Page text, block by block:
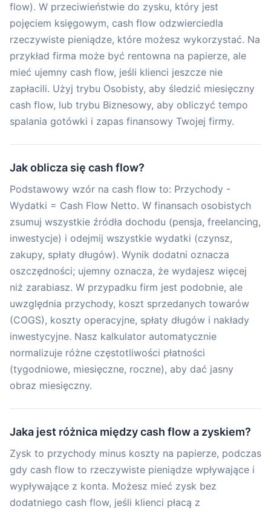
flow). W przeciwieństwie do zysku, który jest
pojęciem księgowym, cash flow odzwierciedla
rzeczywiste pieniądze, które możesz wykorzystać. Na
przykład firma może być rentowna na papierze, ale
mieć ujemny cash flow, jeśli klienci jeszcze nie
zapłacili. Użyj trybu Osobisty, aby śledzić miesięczny
cash flow, lub trybu Biznesowy, aby obliczyć tempo
spalania gotówki i zapas finansowy Twojej firmy.
Jak oblicza się cash flow?
Podstawowy wzór na cash flow to: Przychody -
Wydatki = Cash Flow Netto. W finansach osobistych
zsumuj wszystkie źródła dochodu (pensja, freelancing,
inwestycje) i odejmij wszystkie wydatki (czynsz,
zakupy, spłaty długów). Wynik dodatni oznacza
oszczędności; ujemny oznacza, że wydajesz więcej
niż zarabiasz. W przypadku firm jest podobnie, ale
uwzględnia przychody, koszt sprzedanych towarów
(COGS), koszty operacyjne, spłaty długów i nakłady
inwestycyjne. Nasz kalkulator automatycznie
normalizuje różne częstotliwości płatności
(tygodniowe, miesięczne, roczne), aby dać jasny
obraz miesięczny.
Jaka jest różnica między cash flow a zyskiem?
Zysk to przychody minus koszty na papierze, podczas
gdy cash flow to rzeczywiste pieniądze wpływające i
wypływające z konta. Możesz mieć zysk bez
dodatniego cash flow, jeśli klienci płacą z